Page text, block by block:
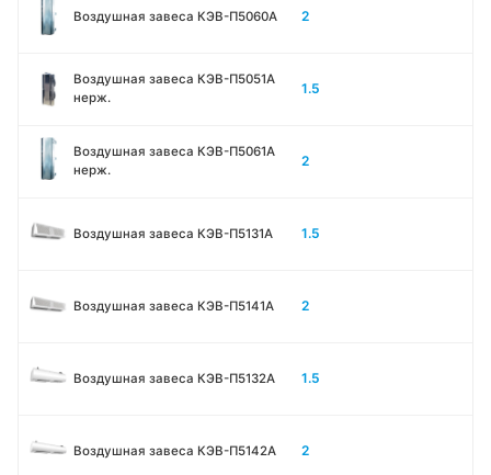
Воздушная завеса КЭВ-П5060A 2
Воздушная завеса КЭВ-П5051A
нерж.
1.5
Воздушная завеса КЭВ-П5061A
нерж.
2
Воздушная завеса КЭВ-П5131А 1.5
Воздушная завеса КЭВ-П5141А 2
Воздушная завеса КЭВ-П5132А 1.5
Воздушная завеса КЭВ-П5142А 2